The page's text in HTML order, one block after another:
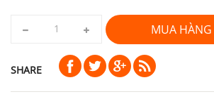
MUA HÀNG
SHARE